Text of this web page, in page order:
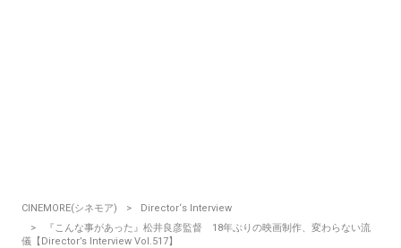
CINEMORE(シネモア)
Director‘s Interview
『こんな事があった』松井良彦監督 18年ぶりの映画制作、変わらない流
儀【Director’s Interview Vol.517】